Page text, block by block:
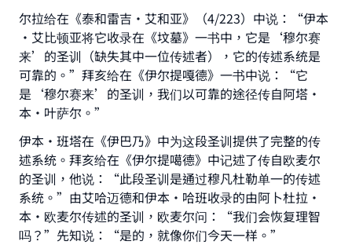
尔拉给在《泰和雷吉·艾和亚》（4/223）中说：“伊本
·艾比顿亚将它收录在《坟墓》一书中，它是‘穆尔赛
来’的圣训（缺失其中一位传述者），它的传述系统是
可靠的。”拜亥给在《伊尔提嘎德》一书中说：“它
是‘穆尔赛来’的圣训，我们以可靠的途径传自阿塔·
本·叶萨尔。”
伊本·班塔在《伊巴乃》中为这段圣训提供了完整的传
述系统。拜亥给在《伊尔提噶德》中记述了传自欧麦尔
的圣训，他说：“此段圣训是通过穆凡杜勒单一的传述
系统。”由艾哈迈德和伊本·哈班收录的由阿卜杜拉·
本·欧麦尔传述的圣训，欧麦尔问：“我们会恢复理智
吗？”先知说：“是的，就像你们今天一样。”
"A person who leads others to doing what is
good will earn the same reward as those who
do it."
(MUSLIM, 1893)
Support IslamQA